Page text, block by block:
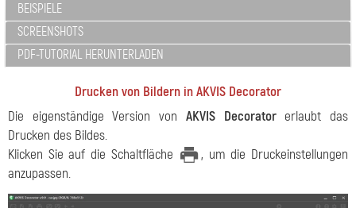
BEISPIELE
SCREENSHOTS
PDF-TUTORIAL HERUNTERLADEN
Drucken von Bildern in AKVIS Decorator
Die eigenständige Version von AKVIS Decoratorerlaubt das
Drucken des Bildes.
Klicken Sie auf die Schaltfläche
, um die Druckeinstellungen
anzupassen.